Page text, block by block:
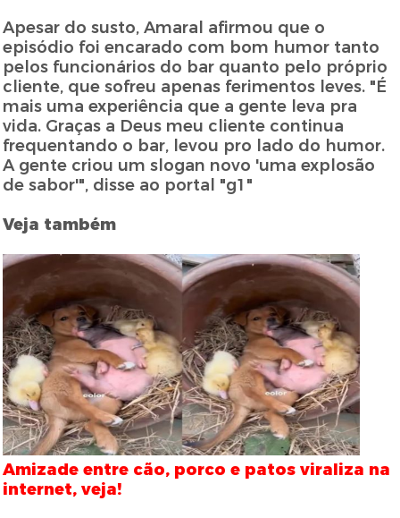
Apesar do susto, Amaral afirmou que o
episódio foi encarado com bom humor tanto
pelos funcionários do bar quanto pelo próprio
cliente, que sofreu apenas ferimentos leves. "É
mais uma experiência que a gente leva pra
vida. Graças a Deus meu cliente continua
frequentando o bar, levou pro lado do humor.
A gente criou um slogan novo 'uma explosão
de sabor'", disse ao portal "g1"
Veja também
Amizade entre cão, porco e patos viraliza na
internet, veja!